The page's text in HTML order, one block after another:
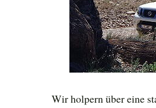
Wir holpern über eine